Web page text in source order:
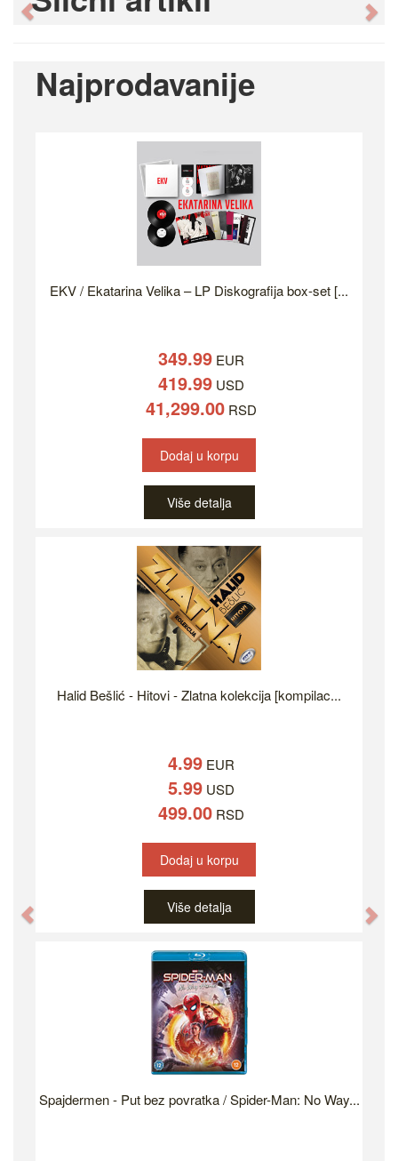
Previous
Najprodavanije
EKV / Ekatarina Velika – LP Diskografija box-set [...
349.99 EUR
419.99 USD
41,299.00 RSD
Dodaj u korpu
Više detalja
Halid Bešlić - Hitovi - Zlatna kolekcija [kompilac...
4.99 EUR
5.99 USD
499.00 RSD
Dodaj u korpu
Više detalja
Spajdermen - Put bez povratka / Spider-Man: No Way...